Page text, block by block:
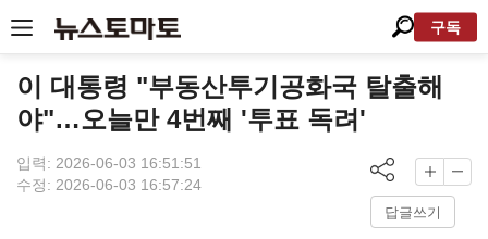
구독
이 대통령 "부동산투기공화국 탈출해
야"…오늘만 4번째 '투표 독려'
입력: 2026-06-03 16:51:51
수정: 2026-06-03 16:57:24
답글쓰기